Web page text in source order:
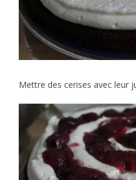
Mettre des cerises avec leur